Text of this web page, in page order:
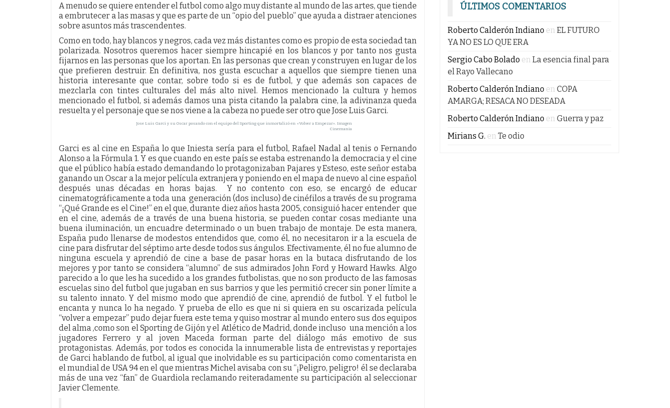
A menudo se quiere entender el futbol como algo muy distante al mundo de las artes, que tiende
a embrutecer a las masas y que es parte de un “opio del pueblo” que ayuda a distraer atenciones
sobre asuntos más trascendentes.
Como en todo, hay blancos y negros, cada vez más distantes como es propio de esta sociedad tan
polarizada. Nosotros queremos hacer siempre hincapié en los blancos y por tanto nos gusta
fijarnos en las personas que los aportan. En las personas que crean y construyen en lugar de los
que prefieren destruir. En definitiva, nos gusta escuchar a aquellos que siempre tienen una
historia interesante que contar, sobre todo si es de futbol, y que además son capaces de
mezclarla con tintes culturales del más alto nivel. Hemos mencionado la cultura y hemos
mencionado el futbol, si además damos una pista citando la palabra cine, la adivinanza queda
resuelta y el personaje que se nos viene a la cabeza no puede ser otro que Jose Luis Garci.
Jose Luis Garci y su Oscar posando con el equipo del Sporting que inmortalizó en «Volver a Empezar». Imagen
Cinemania
Garci es al cine en España lo que Iniesta sería para el futbol, Rafael Nadal al tenis o Fernando
Alonso a la Fórmula 1. Y es que cuando en este país se estaba estrenando la democracia y el cine
que el público había estado demandando lo protagonizaban Pajares y Esteso, este señor estaba
ganando un Oscar a la mejor película extranjera y poniendo en el mapa de nuevo al cine español
después unas décadas en horas bajas. Y no contento con eso, se encargó de educar
cinematográficamente a toda una generación (dos incluso) de cinéfilos a través de su programa
“¡Qué Grande es el Cine!” en el que, durante diez años hasta 2005, consiguió hacer entender que
en el cine, además de a través de una buena historia, se pueden contar cosas mediante una
buena iluminación, un encuadre determinado o un buen trabajo de montaje. De esta manera,
España pudo llenarse de modestos entendidos que, como él, no necesitaron ir a la escuela de
cine para disfrutar del séptimo arte desde todos sus ángulos. Efectivamente, él no fue alumno de
ninguna escuela y aprendió de cine a base de pasar horas en la butaca disfrutando de los
mejores y por tanto se considera “alumno” de sus admirados John Ford y Howard Hawks. Algo
parecido a lo que les ha sucedido a los grandes futbolistas, que no son producto de las famosas
escuelas sino del futbol que jugaban en sus barrios y que les permitió crecer sin poner límite a
su talento innato. Y del mismo modo que aprendió de cine, aprendió de futbol. Y el futbol le
encanta y nunca lo ha negado. Y prueba de ello es que ni si quiera en su oscarizada película
“volver a empezar” pudo dejar fuera este tema y quiso mostrar al mundo entero sus dos equipos
del alma ,como son el Sporting de Gijón y el Atlético de Madrid, donde incluso una mención a los
jugadores Ferrero y al joven Maceda forman parte del diálogo más emotivo de sus
protagonistas. Además, por todos es conocida la innumerable lista de entrevistas y reportajes
de Garci hablando de futbol, al igual que inolvidable es su participación como comentarista en
el mundial de USA 94 en el que mientras Michel avisaba con su “¡Peligro, peligro! él se declaraba
más de una vez “fan” de Guardiola reclamando reiteradamente su participación al seleccionar
Javier Clemente.
ÚLTIMOS COMENTARIOS
Roberto Calderón Indiano en EL FUTURO
YA NO ES LO QUE ERA
Sergio Cabo Bolado en La esencia final para
el Rayo Vallecano
Roberto Calderón Indiano en COPA
AMARGA; RESACA NO DESEADA
Roberto Calderón Indiano en Guerra y paz
Mirians G. en Te odio